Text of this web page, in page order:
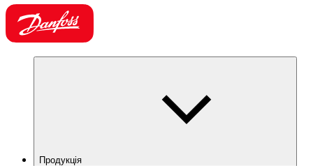
Продукція